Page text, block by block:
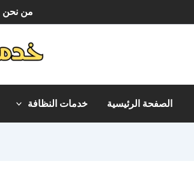
من نحن
الصفحة الرئيسية خدمات النظافة